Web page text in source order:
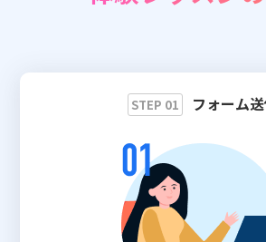
👉 無料体験お申込
STEP 01 フォーム